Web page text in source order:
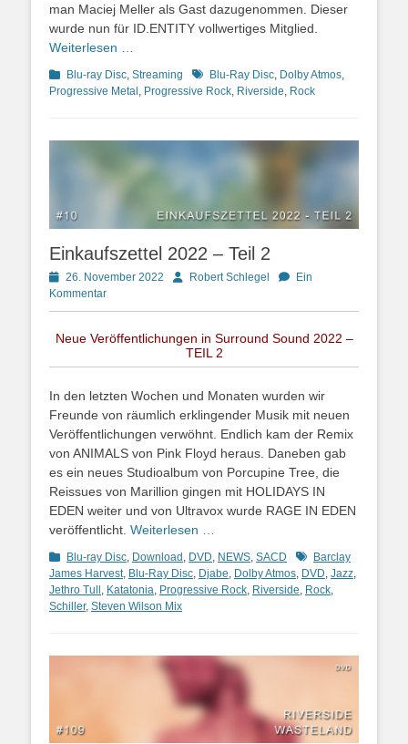
man Maciej Meller als Gast dazugenommen. Dieser
wurde nun für ID.ENTITY vollwertiges Mitglied.
Weiterlesen …
Kategorien
Blu-ray Disc Streaming Schlagworte
Blu-Ray Disc Dolby Atmos
Progressive Metal Progressive Rock Riverside Rock
Einkaufszettel 2022 – Teil 2
Posted
on
26. November 2022 AutorRobert Schlegel
Ein
Kommentar
Neue Veröffentlichungen in Surround Sound 2022 –
TEIL 2
In den letzten Wochen und Monaten wurden wir
Freunde von räumlich erklingender Musik mit neuen
Veröffentlichungen verwöhnt. Endlich kam der Remix
von ANIMALS von Pink Floyd heraus. Daneben gab
es ein neues Studioalbum von Porcupine Tree, die
Reissues von Marillion gingen mit HOLIDAYS IN
EDEN weiter und von Ultravox wurde RAGE IN EDEN
veröffentlicht. Weiterlesen …
Kategorien
Blu-ray Disc Download DVD NEWS SACD Schlagworte
Barclay
James Harvest, Blu-Ray Disc Djabe Dolby Atmos DVD Jazz
Jethro Tull Katatonia Progressive Rock Riverside Rock
Schiller, Steven Wilson Mix